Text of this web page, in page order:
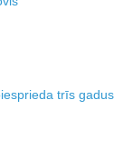
trīs gadus